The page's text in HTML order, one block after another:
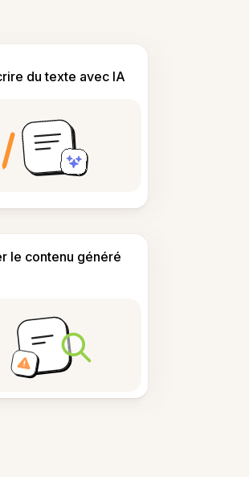
du texte avec IA
le contenu généré